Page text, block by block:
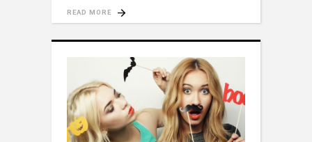
READ MORE